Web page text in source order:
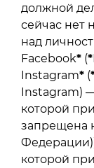
должной
сейчас нет
над
Facebook* (*
Instagram* (
Instagram)
которой
запрещена
которой